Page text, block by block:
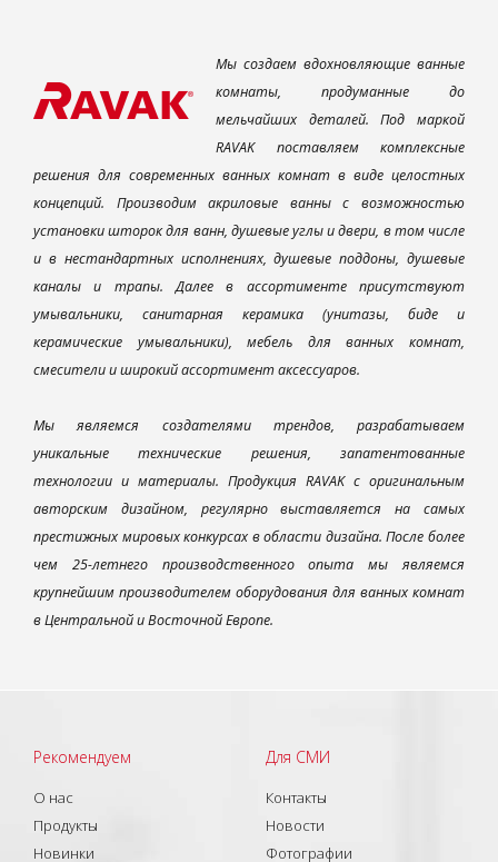
Мы создаем вдохновляющие ванные
комнаты, продуманные до
мельчайших деталей. Под маркой
RAVAK поставляем комплексные
решения для современных ванных комнат в виде целостных
концепций. Производим акриловые ванны с возможностью
установки шторок для ванн, душевые углы и двери, в том числе
и в нестандартных исполнениях, душевые поддоны, душевые
каналы и трапы. Далее в ассортименте присутствуют
умывальники, санитарная керамика (унитазы, биде и
керамические умывальники), мебель для ванных комнат,
смесители и широкий ассортимент аксессуаров.
Мы являемся создателями трендов, разрабатываем
уникальные технические решения, запатентованные
технологии и материалы. Продукция RAVAK с оригинальным
авторским дизайном, регулярно выставляется на самых
престижных мировых конкурсах в области дизайна. После более
чем 25-летнего производственного опыта мы являемся
крупнейшим производителем оборудования для ванных комнат
в Центральной и Восточной Европе.
Рекомендуем
О нас
Продукты
Новинки
Для СМИ
Контакты
Новости
Фотографии